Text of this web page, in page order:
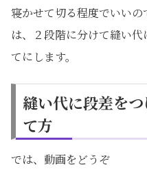
寝かせて切る程度でいい
は、２段階に分けて縫い
てにします。
縫い代に段差を
て方
では、動画をどうぞ